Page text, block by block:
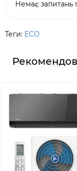
Немає запитань
Теги: ECO